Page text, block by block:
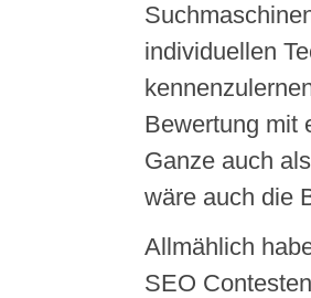
individuellen
Bewertung mit
Ganze auch
wäre auch die
Allmählich
SEO